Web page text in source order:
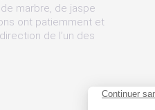
marbre, de jaspe
ont patiemment et
de l’un des